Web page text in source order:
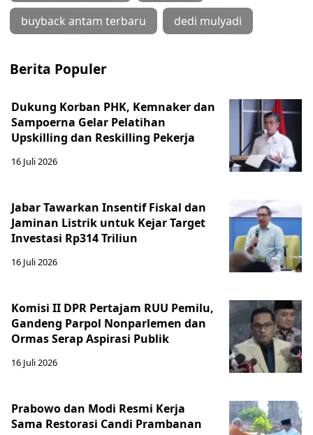
buyback antam terbaru dedi mulyadi
Berita Populer
Dukung Korban PHK, Kemnaker dan
Sampoerna Gelar Pelatihan
Upskilling dan Reskilling Pekerja
16 Juli 2026
Jabar Tawarkan Insentif Fiskal dan
Jaminan Listrik untuk Kejar Target
Investasi Rp314 Triliun
16 Juli 2026
Komisi II DPR Pertajam RUU Pemilu,
Gandeng Parpol Nonparlemen dan
Ormas Serap Aspirasi Publik
16 Juli 2026
Prabowo dan Modi Resmi Kerja
Sama Restorasi Candi Prambanan